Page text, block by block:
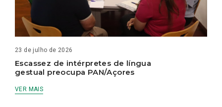
23 de julho de 2026
Escassez de intérpretes de língua
gestual preocupa PAN/Açores
VER MAIS